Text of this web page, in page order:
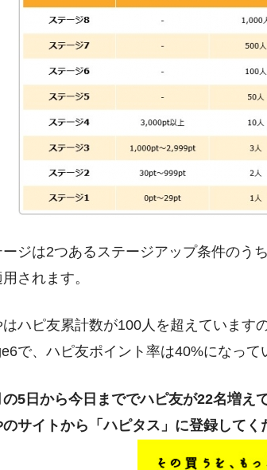
ージは2つあるステージアップ条件のう
されます。
はハピ友累計数が100人を超えていますの
で、ハピ友ポイント率は40%になって
の5日から今日まででハピ友が22名増え
のサイトから「ハピタス」に登録してく